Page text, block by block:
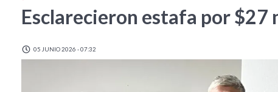
Esclarecieron estafa por $27
05 JUNIO 2026 - 07:32